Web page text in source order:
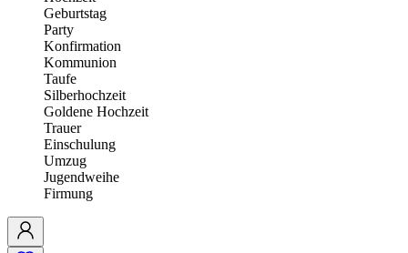
Geburtstag
Party
Konfirmation
Kommunion
Taufe
Silberhochzeit
Goldene Hochzeit
Trauer
Einschulung
Umzug
Jugendweihe
Firmung